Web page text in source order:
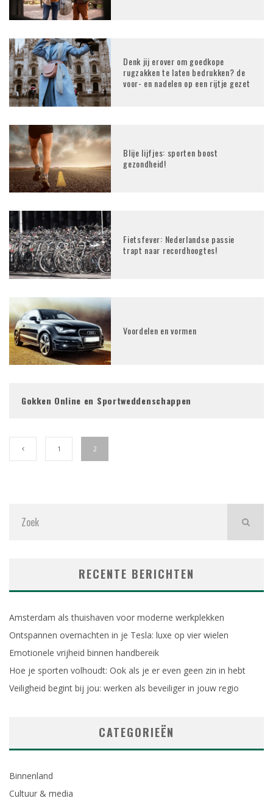
Denk jij erover om goedkope
rugzakken te laten bedrukken? de
voor- en nadelen op een rijtje gezet
Blije lijfjes: sporten boost
gezondheid!
Fietsfever: Nederlandse passie
trapt naar recordhoogtes!
Voordelen en vormen
Gokken Online en Sportweddenschappen
1 2
RECENTE BERICHTEN
Amsterdam als thuishaven voor moderne werkplekken
Ontspannen overnachten in je Tesla: luxe op vier wielen
Emotionele vrijheid binnen handbereik
Hoe je sporten volhoudt: Ook als je er even geen zin in hebt
Veiligheid begint bij jou: werken als beveiliger in jouw regio
CATEGORIEËN
Binnenland
Cultuur & media